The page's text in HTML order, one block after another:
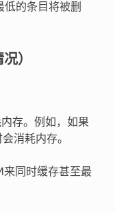
的条目将被删
）
存。例如，如果
消耗内存。
来同时缓存甚至最